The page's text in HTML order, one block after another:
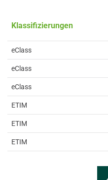
Klassifizierungen
eClass
eClass
eClass
ETIM
ETIM
ETIM